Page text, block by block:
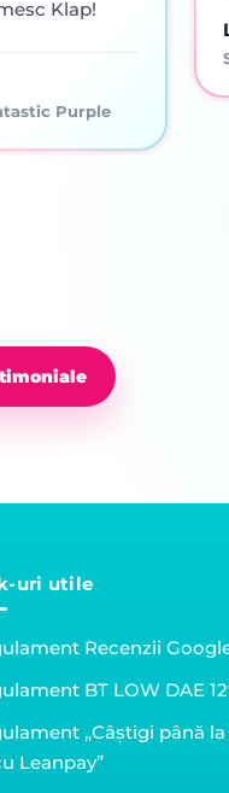
Klap!
Purple
uri utile
Recenzii
BT LOW DAE
„Câștigi până
Leanpay”